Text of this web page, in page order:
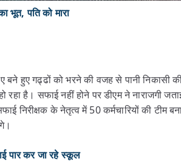
पति को मारा
हुए गढ्ढों को भरने की वजह से पानी निकासी
है। सफाई नहीं होने पर डीएम ने नाराजगी
निरीक्षक के नेतृत्व में 50 कर्मचारियों की टीम
पार कर जा रहे स्कूल